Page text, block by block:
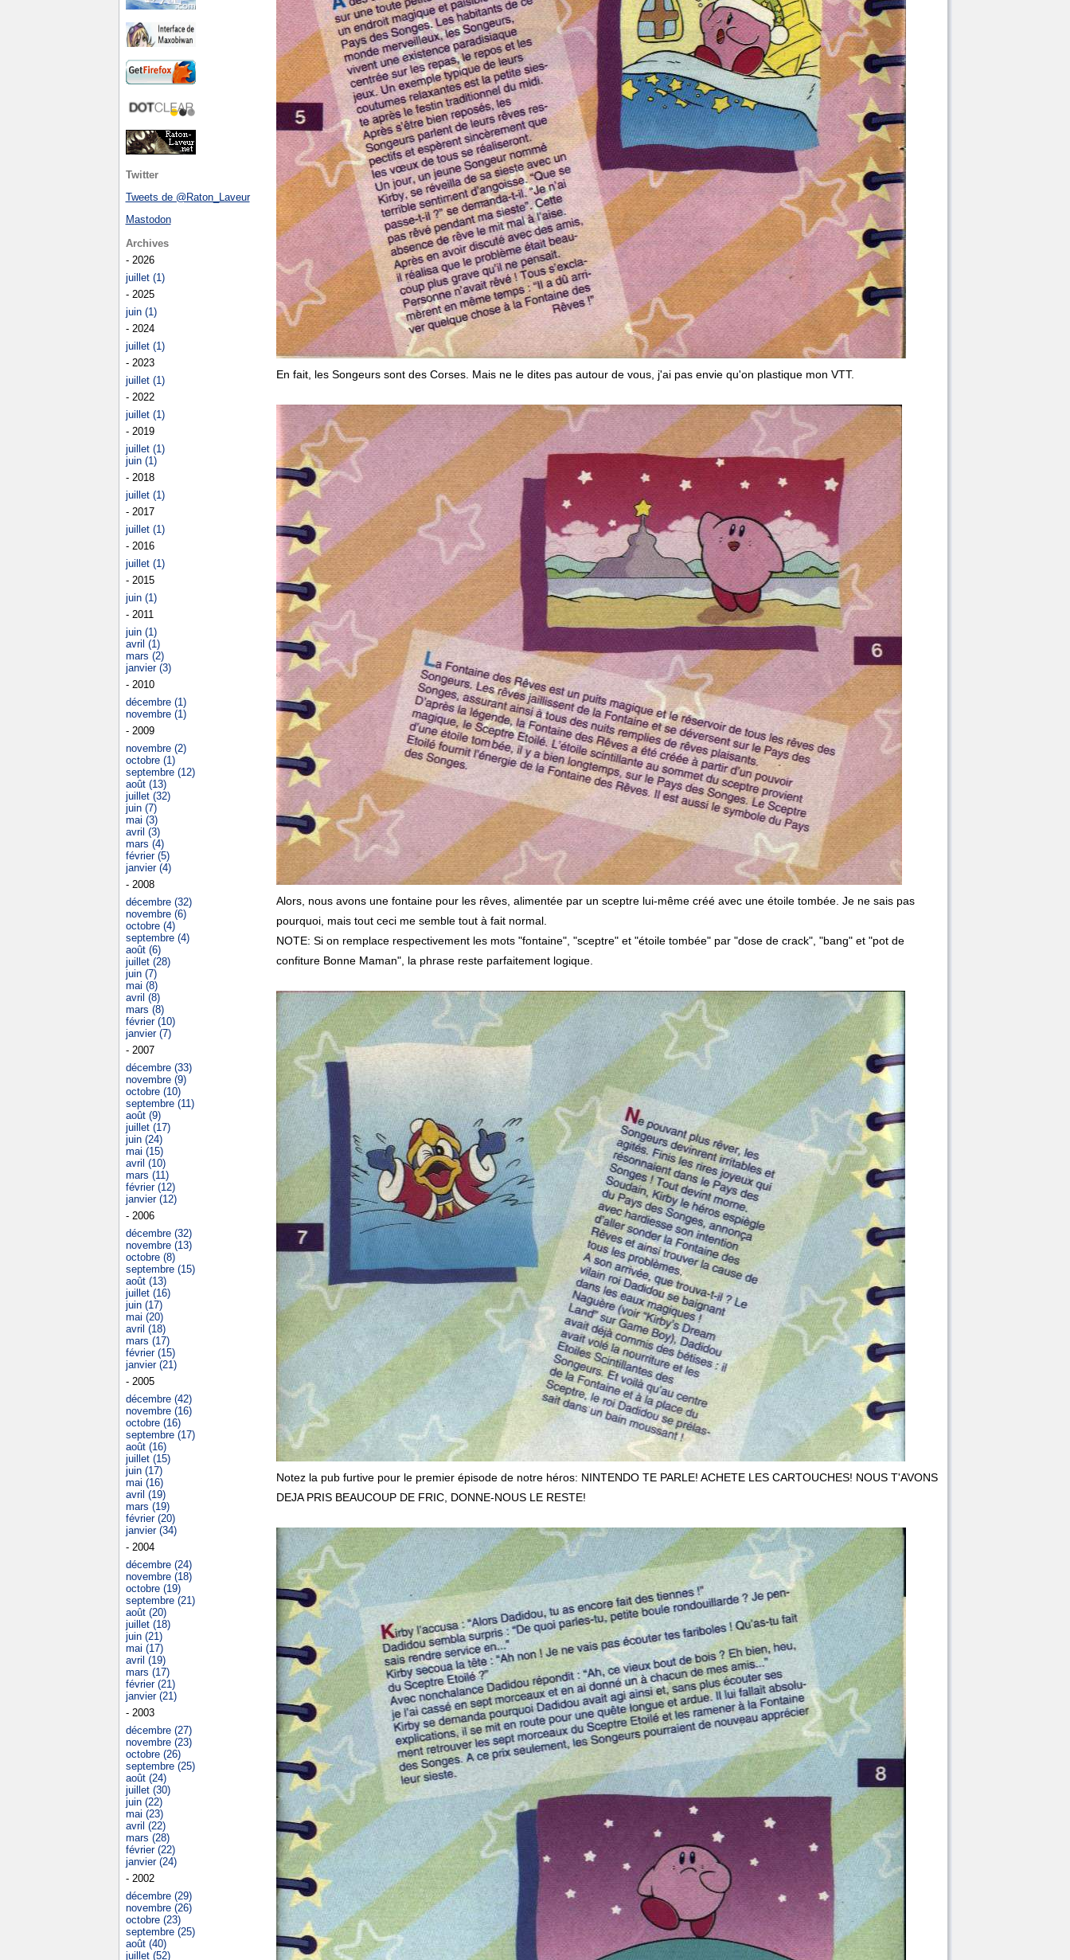
En fait, les Songeurs sont des Corses. Mais ne le dites pas autour de vous, j'ai pas envie qu'on plastique mon VTT.
Alors, nous avons une fontaine pour les rêves, alimentée par un sceptre lui-même créé avec une étoile tombée. Je ne sais pas
pourquoi, mais tout ceci me semble tout à fait normal.
NOTE: Si on remplace respectivement les mots "fontaine", "sceptre" et "étoile tombée" par "dose de crack", "bang" et "pot de
confiture Bonne Maman", la phrase reste parfaitement logique.
Notez la pub furtive pour le premier épisode de notre héros: NINTENDO TE PARLE! ACHETE LES CARTOUCHES! NOUS T'AVONS
DEJA PRIS BEAUCOUP DE FRIC, DONNE-NOUS LE RESTE!
Twitter
Tweets de @Raton_Laveur
Mastodon
Archives
- 2026
juillet (1)
- 2025
juin (1)
- 2024
juillet (1)
- 2023
juillet (1)
- 2022
juillet (1)
- 2019
juillet (1)
juin (1)
- 2018
juillet (1)
- 2017
juillet (1)
- 2016
juillet (1)
- 2015
juin (1)
- 2011
juin (1)
avril (1)
mars (2)
janvier (3)
- 2010
décembre (1)
novembre (1)
- 2009
novembre (2)
octobre (1)
septembre (12)
août (13)
juillet (32)
juin (7)
mai (3)
avril (3)
mars (4)
février (5)
janvier (4)
- 2008
décembre (32)
novembre (6)
octobre (4)
septembre (4)
août (6)
juillet (28)
juin (7)
mai (8)
avril (8)
mars (8)
février (10)
janvier (7)
- 2007
décembre (33)
novembre (9)
octobre (10)
septembre (11)
août (9)
juillet (17)
juin (24)
mai (15)
avril (10)
mars (11)
février (12)
janvier (12)
- 2006
décembre (32)
novembre (13)
octobre (8)
septembre (15)
août (13)
juillet (16)
juin (17)
mai (20)
avril (18)
mars (17)
février (15)
janvier (21)
- 2005
décembre (42)
novembre (16)
octobre (16)
septembre (17)
août (16)
juillet (15)
juin (17)
mai (16)
avril (19)
mars (19)
février (20)
janvier (34)
- 2004
décembre (24)
novembre (18)
octobre (19)
septembre (21)
août (20)
juillet (18)
juin (21)
mai (17)
avril (19)
mars (17)
février (21)
janvier (21)
- 2003
décembre (27)
novembre (23)
octobre (26)
septembre (25)
août (24)
juillet (30)
juin (22)
mai (23)
avril (22)
mars (28)
février (22)
janvier (24)
- 2002
décembre (29)
novembre (26)
octobre (23)
septembre (25)
août (40)
juillet (52)